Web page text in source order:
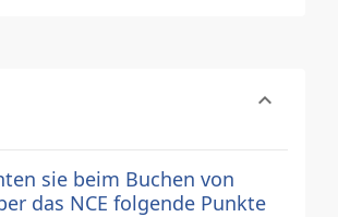
Toggle
expand_less
sie beim Buchen von
das NCE folgende Punkte